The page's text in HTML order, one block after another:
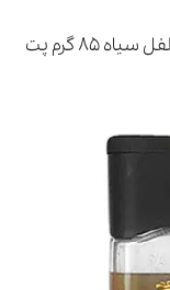
سیاه 85 گرم پت